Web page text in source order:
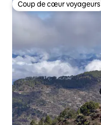
Coup de cœur voyageurs
Coup de cœur voyageurs